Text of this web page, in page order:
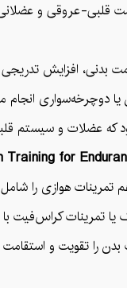
قلبی-عروقی و
بدنی، افزایش
عضلات و سیستم
تمرینات هوازی را
کراس‌فیت با حرکات
را تقویت و